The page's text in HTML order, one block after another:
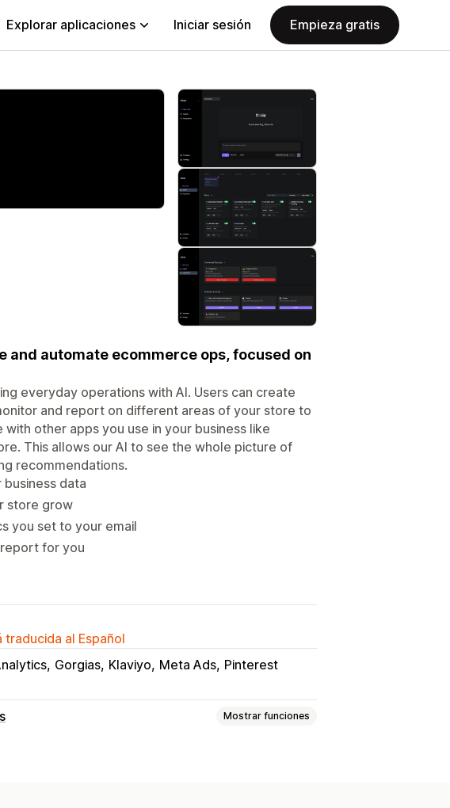
Explorar aplicaciones Iniciar sesión Empieza gratis
and automate ecommerce ops, focused on
everyday operations with AI. Users can create
and report on different areas of your store to
other apps you use in your business like
This allows our AI to see the whole picture of
recommendations.
data
store grow
you set to your email
for you
traducida al Español
Gorgias Klaviyo Meta Ads Pinterest
Mostrar funciones